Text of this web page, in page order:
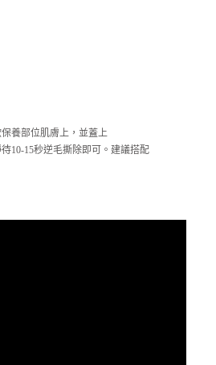
養部位肌膚上，並蓋上
10-15秒逆毛撕除即可。建議搭配